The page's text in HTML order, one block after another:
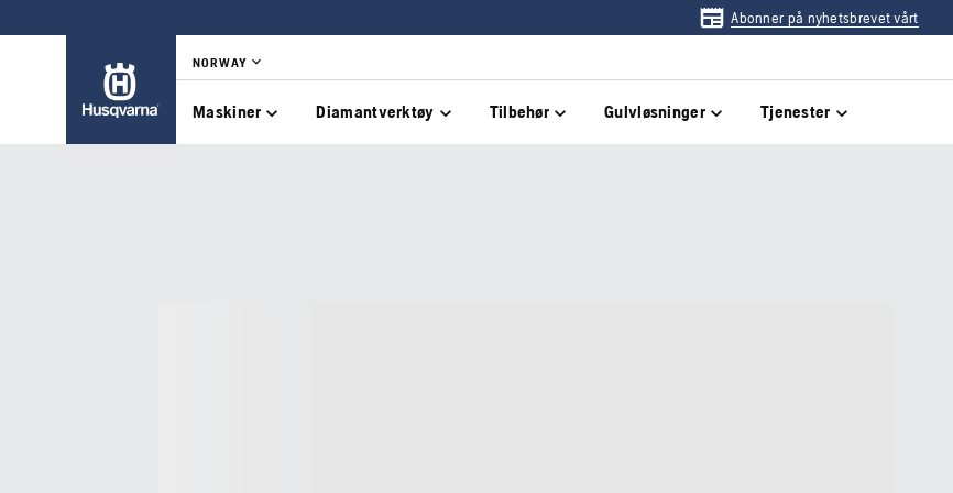
Abonner på nyhetsbrevet vårt
NORWAY
Maskiner Diamantverktøy Tilbehør Gulvløsninger Tjenester